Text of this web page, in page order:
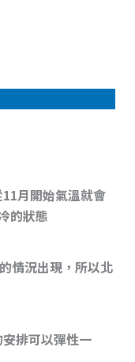
月開始氣溫就會
的狀態
情況出現，所以北
排可以彈性一